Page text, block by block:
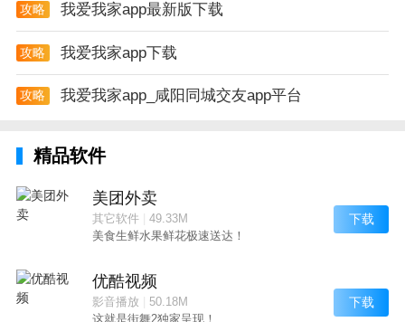
攻略 我爱我家app最新版下载
攻略 我爱我家app下载
攻略 我爱我家app_咸阳同城交友app平台
精品软件
美团外卖
其它软件| 49.33M
美食生鲜水果鲜花极速送达！
下载
优酷视频
影音播放
50.18M
这就是街舞2独家呈现！
下载